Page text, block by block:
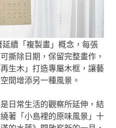
延續「複製畫」概念，每張
撕除日期，保留完整畫作，
生木」打造專屬木框，讓藝
間增添另一種風景。
日常生活的觀察所延伸，結
著「小島裡的原味風景」十